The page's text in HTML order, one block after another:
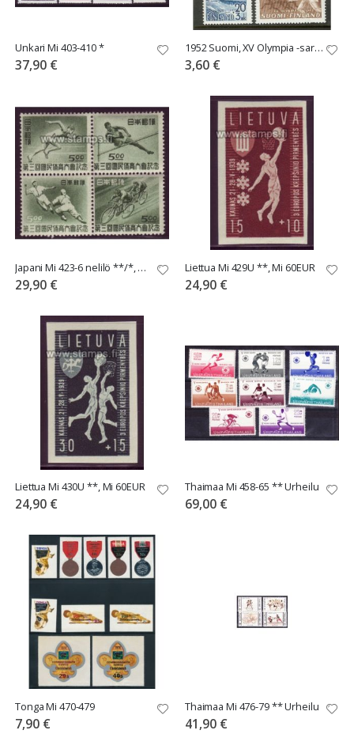
Unkari Mi 403-410 *
37,90 €
1952 Suomi, XV Olympia -sarja **
3,60 €
Japani Mi 423-6 nelilö **/*, Mi 80€ **
29,90 €
Liettua Mi 429U **, Mi 60EUR
24,90 €
Liettua Mi 430U **, Mi 60EUR
24,90 €
Thaimaa Mi 458-65 ** Urheilu
69,00 €
Tonga Mi 470-479
7,90 €
Thaimaa Mi 476-79 ** Urheilu
41,90 €